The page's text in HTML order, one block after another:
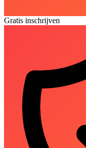
Gratis inschrijven